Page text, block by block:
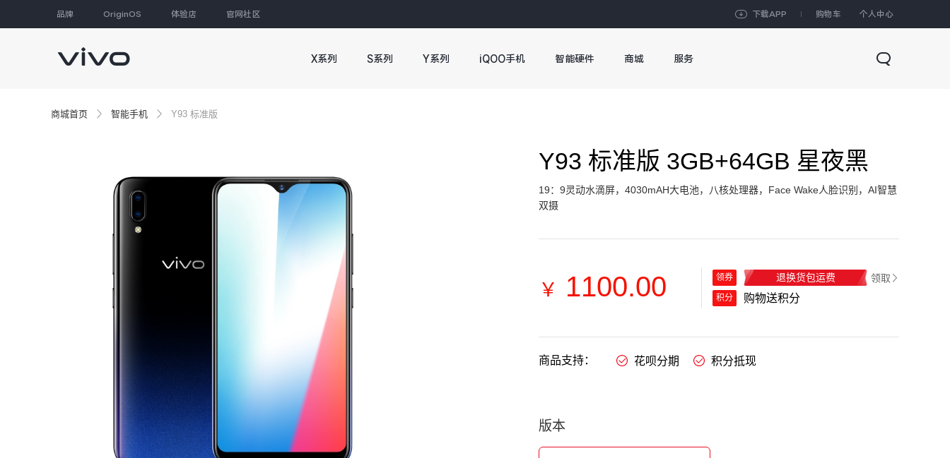
品牌 OriginOS 体验店 官网社区 下载APP 购物车 个人中心
X系列 S系列 Y系列 iQOO手机 智能硬件 商城 服务
商城首页 智能手机 Y93 标准版
Y93 标准版 3GB+64GB 星夜黑
19：9灵动水滴屏，4030mAH大电池，八核处理器，Face Wake人脸识别，AI智慧
双摄
￥ 1100.00 领券 退换货包运费 领取
积分 购物送积分
商品支持： 花呗分期 积分抵现
版本